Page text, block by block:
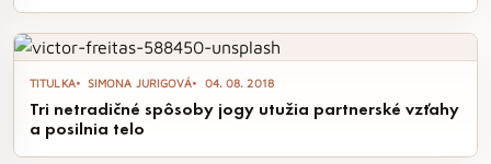
TITULKA SIMONA JURIGOVÁ 04. 08. 2018
Tri netradičné spôsoby jogy utužia partnerské vzťahy
a posilnia telo